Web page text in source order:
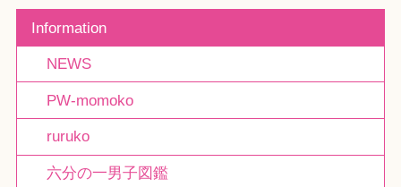
Information
NEWS
PW-momoko
ruruko
六分の一男子図鑑